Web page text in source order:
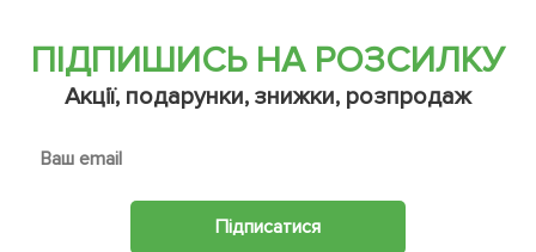
ПІДПИШИСЬ НА РОЗСИЛКУ
Акції, подарунки, знижки, розпродаж
Підписатися